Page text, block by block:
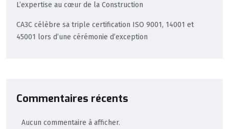
L’expertise au cœur de la Construction
CA3C célèbre sa triple certification ISO 9001, 14001 et
45001 lors d’une cérémonie d’exception
Commentaires récents
Aucun commentaire à afficher.